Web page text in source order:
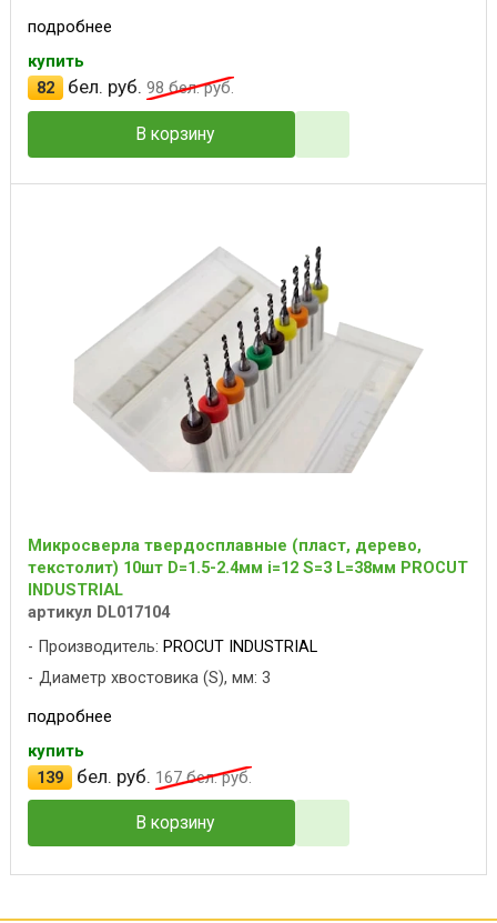
подробнее
купить
82
бел. руб. 98бел. руб.
В корзину
Микросверла твердосплавные (пласт, дерево,
текстолит) 10шт D=1.5-2.4мм i=12 S=3 L=38мм PROCUT
INDUSTRIAL
артикул DL017104
Производитель: PROCUT INDUSTRIAL
Диаметр хвостовика (S), мм: 3
подробнее
купить
139
бел. руб. 167бел. руб.
В корзину